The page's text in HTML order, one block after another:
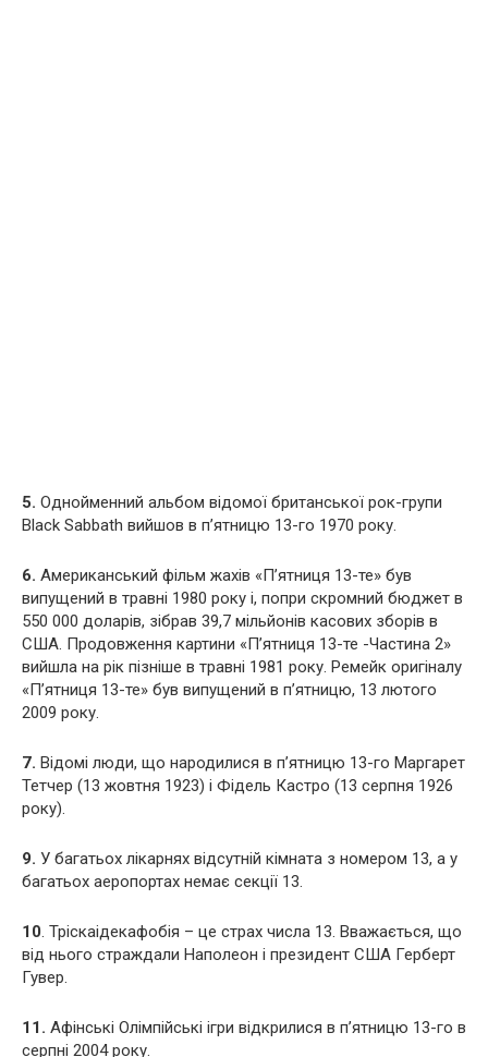
5. Однойменний альбом відомої британської рок-групи
Black Sabbath вийшов в п’ятницю 13-го 1970 року.
6. Американський фільм жахів «П’ятниця 13-те» був
випущений в травні 1980 року і, попри скромний бюджет в
550 000 доларів, зібрав 39,7 мільйонів касових зборів в
США. Продовження картини «П’ятниця 13-те -Частина 2»
вийшла на рік пізніше в травні 1981 року. Ремейк оригіналу
«П’ятниця 13-те» був випущений в п’ятницю, 13 лютого
2009 року.
7. Відомі люди, що народилися в п’ятницю 13-го Маргарет
Тетчер (13 жовтня 1923) і Фідель Кастро (13 серпня 1926
року).
9. У багатьох лікарнях відсутній кімната з номером 13, а у
багатьох аеропортах немає секції 13.
10. Тріскаідекафобія – це страх числа 13. Вважається, що
від нього страждали Наполеон і президент США Герберт
Гувер.
11. Афінські Олімпійські ігри відкрилися в п’ятницю 13-го в
серпні 2004 року.